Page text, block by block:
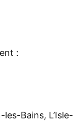
:
Bains, L’Isle-